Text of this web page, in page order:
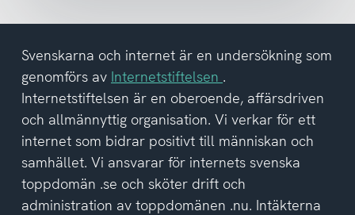
del
av
integritetspolicyn
Svenskarna och internet är en undersökning som
genomförs av Internetstiftelsen .
Internetstiftelsen är en oberoende, affärsdriven
och allmännyttig organisation. Vi verkar för ett
internet som bidrar positivt till människan och
samhället. Vi ansvarar för internets svenska
toppdomän .se och sköter drift och
administration av toppdomänen .nu. Intäkterna